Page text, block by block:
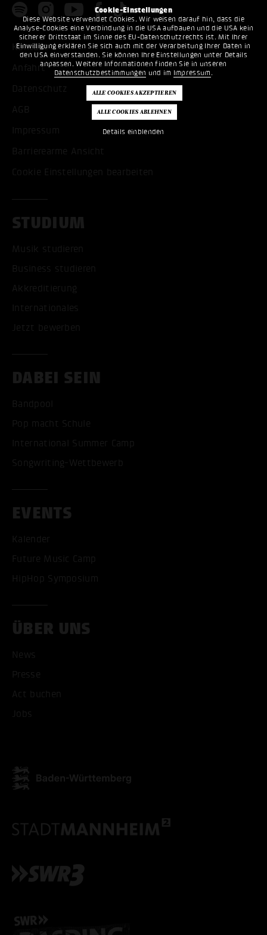
Cookie-Einstellungen
Diese Website verwendet Cookies. Wir weisen darauf hin, dass die
Analyse-Cookies eine Verbindung in die USA aufbauen und die USA kein
sicherer Drittstaat im Sinne des EU-Datenschutzrechts ist. Mit Ihrer
Einwilligung erklären Sie sich auch mit der Verarbeitung Ihrer Daten in
den USA einverstanden. Sie können Ihre Einstellungen unter Details
anpassen. Weitere Informationen finden Sie in unseren
Datenschutzbestimmungen und im Impressum .
Details einblenden
Kontakt
Anfahrt
Datenschutz
AGB
Impressum
Barrierearme Ansicht
Cookie Einstellungen bearbeiten
STUDIUM
Musik studieren
Business studieren
Akkreditierung
Internationales
Jetzt bewerben
DABEI SEIN
Bandpool
Pop macht Schule
International Summer Camp
Songwriting-Wettbewerb
EVENTS
Kalender
Future Music Camp
HipHop Symposium
ÜBER UNS
News
Presse
Act buchen
Jobs